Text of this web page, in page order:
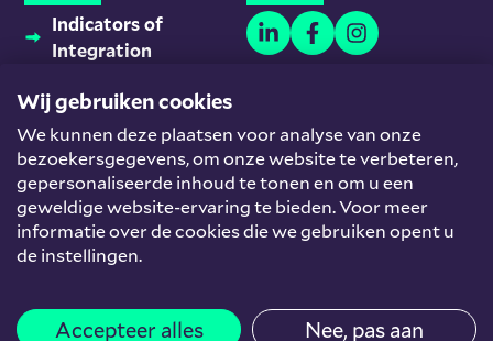
Indicators of
Integration
Platform
Nieuwkomers en
Werk
Team
Helpdesk
Privacyverklaring
Cookieverklaring
Wij gebruiken cookies
We kunnen deze plaatsen voor analyse van onze
bezoekersgegevens, om onze website te verbeteren,
gepersonaliseerde inhoud te tonen en om u een
geweldige website-ervaring te bieden. Voor meer
informatie over de cookies die we gebruiken opent u
de instellingen.
Accepteer alles Nee, pas aan